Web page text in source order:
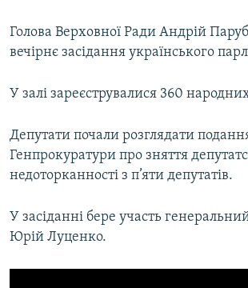
КТАТ
Усі сайти RFE/RL
Голова Верховної Ради Андрій
вечірнє засідання українського
У залі зареєструвалися 360
Депутати почали розглядати
Генпрокуратури про зняття
недоторканності з п’яти депутатів.
У засіданні бере участь
Юрій Луценко.